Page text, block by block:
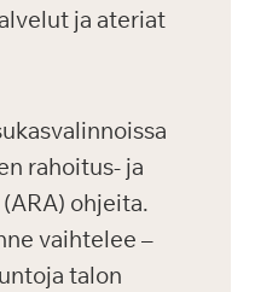
ja ateriat
rahoitus- ja
ohjeita.
vaihtelee –
talon